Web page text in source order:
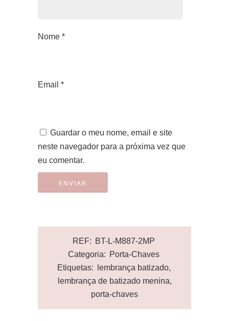
Nome *
Email *
Guardar o meu nome, email e site
neste navegador para a próxima vez que
eu comentar.
REF: BT-L-M887-2MP
Categoria: Porta-Chaves
Etiquetas:
lembrança batizado,
lembrança de batizado menina,
porta-chaves